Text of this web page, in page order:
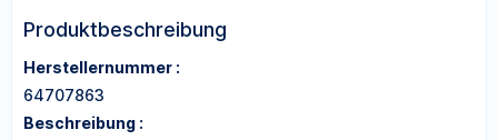
Produktbeschreibung
Herstellernummer :
64707863
Beschreibung :